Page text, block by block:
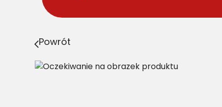
Strona główna > B/H-1875 Pas Harvest Belts
Powrót